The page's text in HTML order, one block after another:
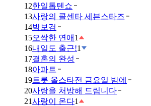
12한일톱텐쇼
13사랑의 콜센타 세븐스타즈
14박보검
15오싹한 연애 1
16내일도 출근!1
17결혼의 완성
18아파트
19트롯 올스타전 금요일 밤에
20사랑을 처방해 드립니다
21사랑이 온다1